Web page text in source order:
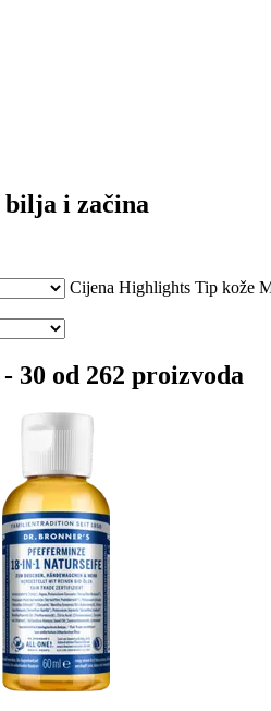
i začina
Cijena Highlights Tip kože
30 od 262 proizvoda